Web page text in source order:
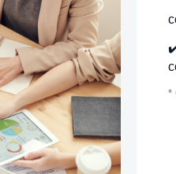
*
Cantidad
CR458251|Lampro
DUCTO ALUMINIO 4""
650-LAM LAMPRO CR458251
$48.000 COP